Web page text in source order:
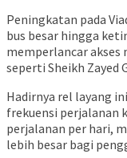
Peningkatan pada
bus besar hingga
memperlancar akses
seperti Sheikh Zayed
Hadirnya rel layang
frekuensi perjalanan
perjalanan per hari,
lebih besar bagi